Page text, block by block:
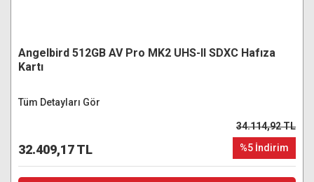
Angelbird 512GB AV Pro MK2 UHS-II SDXC Hafıza
Kartı
Tüm Detayları Gör
32.409,17 TL
34.114,92 TL
%5 İndirim